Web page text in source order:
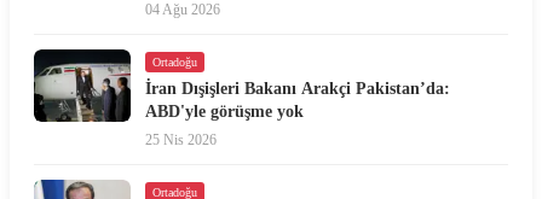
04 Ağu 2026
Ortadoğu
İran Dışişleri Bakanı Arakçi Pakistan’da:
ABD'yle görüşme yok
25 Nis 2026
Ortadoğu